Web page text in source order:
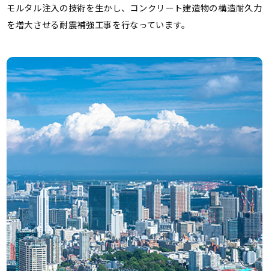
モルタル注入の技術を生かし、コンクリート建造物の構造耐久力
を増大させる耐震補強工事を行なっています。